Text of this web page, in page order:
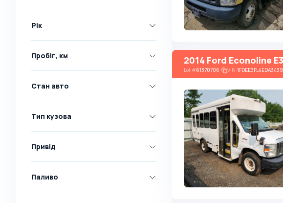
Opel
Skoda
Volkswagen
Abarth
AC
Acura
Adler
Рік
Пробіг, км
Стан авто
Тип кузова
Привід
Паливо
2014 Ford Econoline
Lot#61370706 VIN: